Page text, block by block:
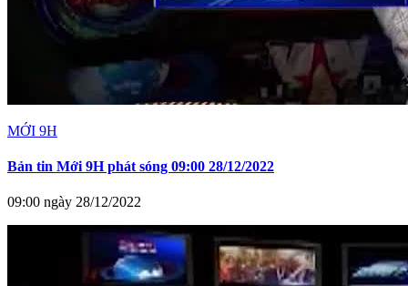
MỚI 9H
Bản tin Mới 9H phát sóng 09:00 28/12/2022
09:00 ngày 28/12/2022